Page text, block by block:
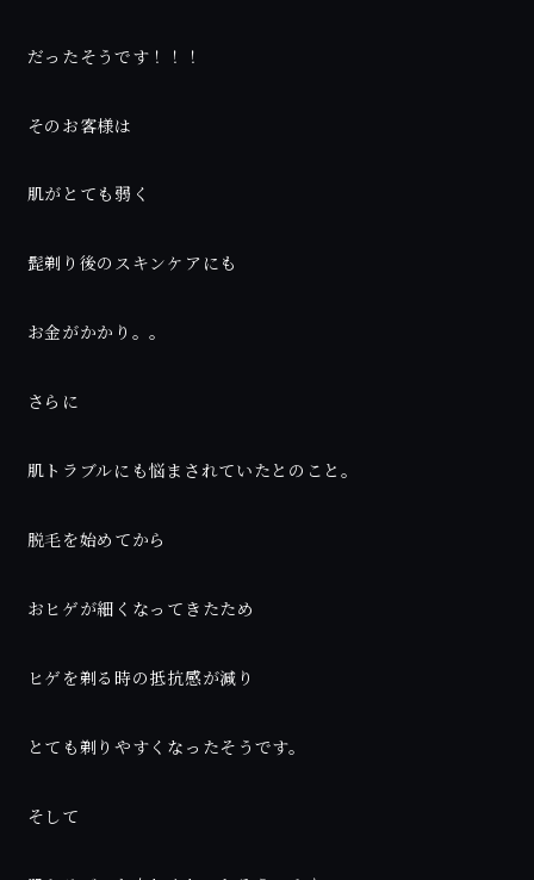
だったそうです！！！
そのお客様は
肌がとても弱く
髭剃り後のスキンケアにも
お金がかかり。。
さらに
肌トラブルにも悩まされていたとのこと。
脱毛を始めてから
おヒゲが細くなってきたため
ヒゲを剃る時の抵抗感が減り
とても剃りやすくなったそうです。
そして